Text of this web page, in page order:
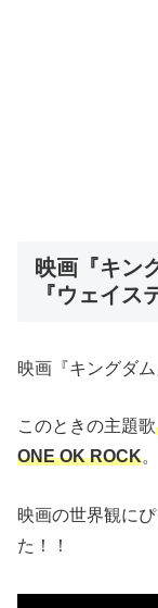
映画『キン
『ウェイス
映画『キングダ
このときの主題歌
ONE OK ROCK。
映画の世界観に
た！！